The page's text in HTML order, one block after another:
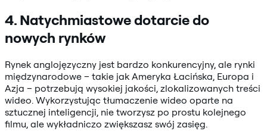
4. Natychmiastowe dotarcie do
nowych rynków
Rynek anglojęzyczny jest bardzo konkurencyjny, ale rynki
międzynarodowe – takie jak Ameryka Łacińska, Europa i
Azja – potrzebują wysokiej jakości, zlokalizowanych treści
wideo. Wykorzystując tłumaczenie wideo oparte na
sztucznej inteligencji, nie tworzysz po prostu kolejnego
filmu, ale wykładniczo zwiększasz swój zasięg.